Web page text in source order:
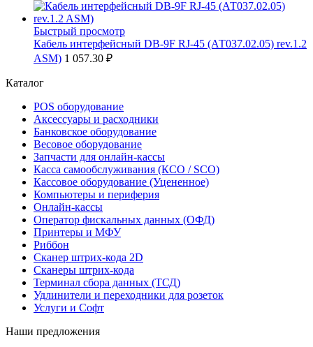
Быстрый просмотр
Кабель интерфейсный DB-9F RJ-45 (АТ037.02.05) rev.1.2
ASM) 1 057.30 ₽
Каталог
POS оборудование
Аксессуары и расходники
Банковское оборудование
Весовое оборудование
Запчасти для онлайн-кассы
Касса самообслуживания (КСО / SCO)
Кассовое оборудование (Уцененное)
Компьютеры и периферия
Онлайн-кассы
Оператор фискальных данных (ОФД)
Принтеры и МФУ
Риббон
Сканер штрих-кода 2D
Сканеры штрих-кода
Терминал сбора данных (ТСД)
Удлинители и переходники для розеток
Услуги и Софт
Наши предложения